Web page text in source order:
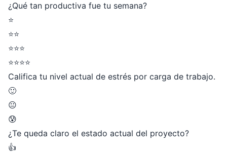
¿Qué tan productiva fue tu semana?
⭐
⭐⭐
⭐⭐⭐
⭐⭐⭐⭐
Califica tu nivel actual de estrés por carga de trabajo.
🙂
😐
😰
¿Te queda claro el estado actual del proyecto?
👍